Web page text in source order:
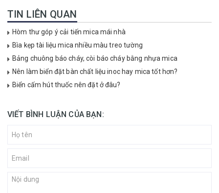
TIN LIÊN QUAN
Hòm thư góp ý cải tiến mica mái nhà
Bìa kẹp tài liệu mica nhiều màu treo tường
Bảng chuông báo cháy, còi báo cháy bằng nhựa mica
Nên làm biển đặt bàn chất liệu inoc hay mica tốt hơn?
Biển cấm hút thuốc nên đặt ở đâu?
VIẾT BÌNH LUẬN CỦA BẠN: